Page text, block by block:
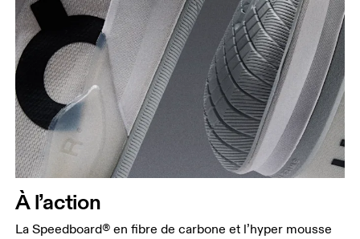
À l’action
La Speedboard® en fibre de carbone et l’hyper mousse